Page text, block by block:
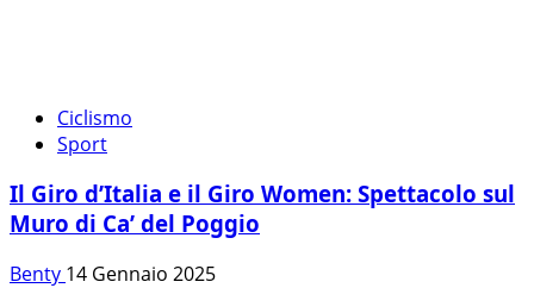
Ciclismo
Sport
Il Giro d’Italia e il Giro Women: Spettacolo sul
Muro di Ca’ del Poggio
Benty 14 Gennaio 2025